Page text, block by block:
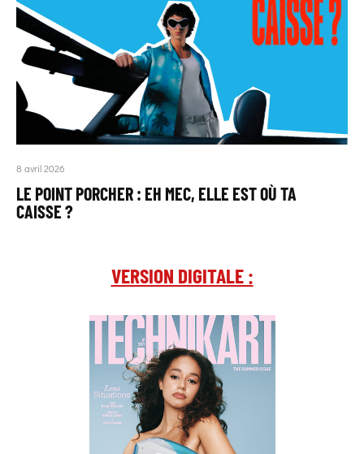
8 avril 2026
LE POINT PORCHER : EH MEC, ELLE EST OÙ TA
CAISSE ?
VERSION DIGITALE :